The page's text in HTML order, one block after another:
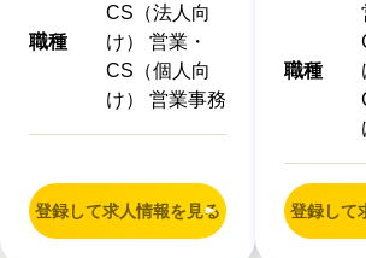
職種
CS（法人向
け） 営業・
CS（個人向
け） 営業事務
登録して求人情報を見る
職種
登録して